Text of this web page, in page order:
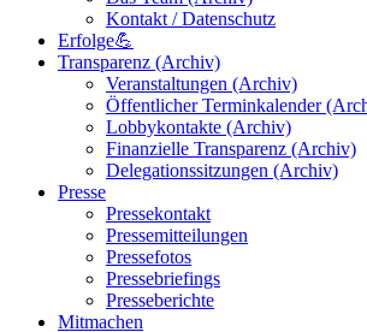
Kontakt / Datenschutz
Erfolge💪
Transparenz (Archiv)
Veranstaltungen (Archiv)
Öffentlicher Terminkalender
Lobbykontakte (Archiv)
Finanzielle Transparenz (Archiv)
Delegationssitzungen (Archiv)
Presse
Pressekontakt
Pressemitteilungen
Pressefotos
Pressebriefings
Presseberichte
Mitmachen